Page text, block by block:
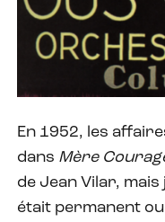
En 1952, les
dans Mère
de Jean Vilar, mais
était permanent